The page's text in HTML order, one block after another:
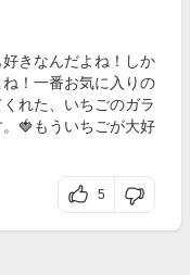
きなんだよね！しか
！一番お気に入りの
れた、いちごのガラ
🍓もういちごが大好
5